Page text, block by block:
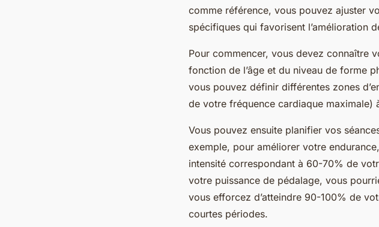
comme référence, vous pouvez ajuster
spécifiques qui favorisent l’amélioration
Pour commencer, vous devez connaître
fonction de l’âge et du niveau de forme
vous pouvez définir différentes zones
de votre fréquence cardiaque maximale)
Vous pouvez ensuite planifier vos
exemple, pour améliorer votre
intensité correspondant à 60-70% de
votre puissance de pédalage, vous
vous efforcez d’atteindre 90-100% de
courtes périodes.